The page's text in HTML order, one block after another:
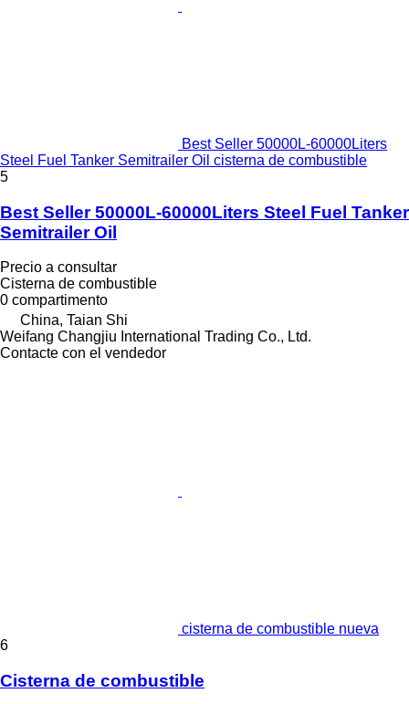
Best Seller 50000L-60000Liters
Steel Fuel Tanker Semitrailer Oil cisterna de combustible
5
Best Seller 50000L-60000Liters Steel Fuel Tanker
Semitrailer Oil
Precio a consultar
Cisterna de combustible
0 compartimento
China, Taian Shi
Weifang Changjiu International Trading Co., Ltd.
Contacte con el vendedor
cisterna de combustible nueva
6
Cisterna de combustible